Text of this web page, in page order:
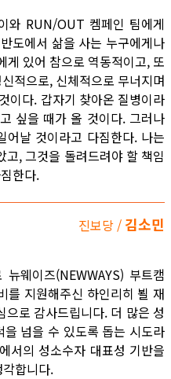
와 RUN/OUT 켐페인 팀에게
도에서 삶을 사는 누구에게나
있어 참으로 역동적이고, 또
적으로, 신체적으로 무너지며
이다. 갑자기 찾아온 질병이라
싶을 때가 올 것이다. 그러나
어날 것이라고 다짐한다. 나는
, 그것을 돌려드려야 할 책임
한다.
진보당 / 김소민
웨이즈(NEWWAYS) 부트캠
를 지원해주신 하인리히 뵐 재
으로 감사드립니다. 더 많은 성
넘을 수 있도록 돕는 시도라
서의 성소수자 대표성 기반을
합니다.